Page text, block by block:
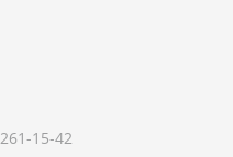
15-42